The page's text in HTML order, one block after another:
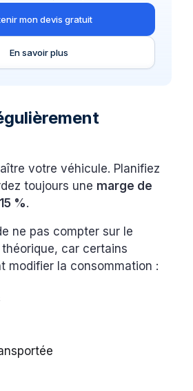
mon devis gratuit
En savoir plus
votre véhicule. Planifiez
toujours une marge de
%.
ne pas compter sur le
car certains
modifier la consommation :